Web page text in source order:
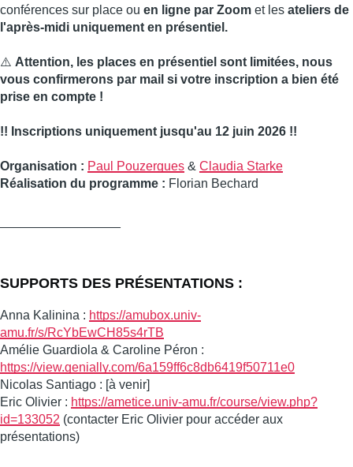
conférences sur place ou en ligne par Zoom et les ateliers de
l'après-midi uniquement en présentiel.
⚠️ Attention, les places en présentiel sont limitées, nous
vous confirmerons par mail si votre inscription a bien été
prise en compte !
!! Inscriptions uniquement jusqu'au 12 juin 2026 !!
Organisation : Paul Pouzergues & Claudia Starke
Réalisation du programme : Florian Bechard
SUPPORTS DES PRÉSENTATIONS :
Anna Kalinina : https://amubox.univ-
amu.fr/s/RcYbEwCH85s4rTB
Amélie Guardiola & Caroline Péron :
https://view.genially.com/6a159ff6c8db6419f50711e0
Nicolas Santiago : [à venir]
Eric Olivier : https://ametice.univ-amu.fr/course/view.php?
id=133052 (contacter Eric Olivier pour accéder aux
présentations)